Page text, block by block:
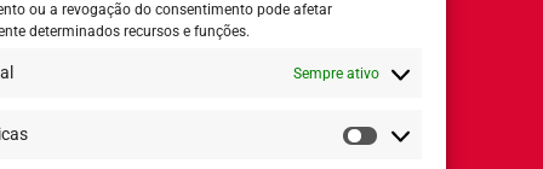
ou a revogação do consentimento pode afetar
determinados recursos e funções.
Sempre ativo
Estatísticas
Horário de Atendimento:
8h ás 18h